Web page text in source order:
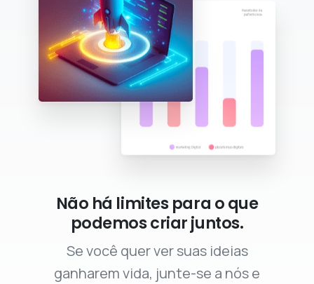
Não há limites para o que
podemos criar juntos.
Se você quer ver suas ideias
ganharem vida, junte-se a nós e